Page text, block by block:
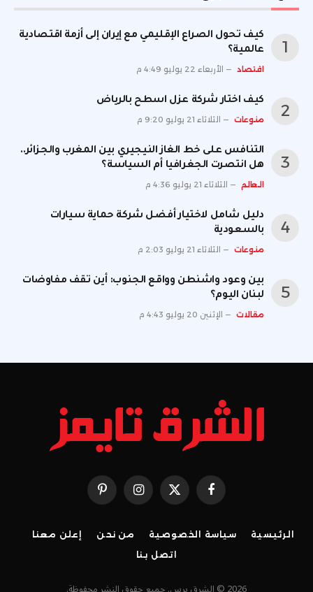
كيف تحول الصراع الإقليمي مع إيران إلى أزمة اقتصادية
عالمية؟
اقتصاد الأربعاء 22 يوليو 4:49 م
كيف اختار شركة عزل اسطح بالرياض
منوعات الثلاثاء 21 يوليو 9:20 م
التنافس على خط الغاز النيجيري بين المغرب والجزائر..
هل انتصرت الجغرافيا أم السياسة؟
العالم الثلاثاء 21 يوليو 4:36 م
دليل شامل لاختيار أفضل شركة حماية سيارات
بالسعودية
منوعات الثلاثاء 21 يوليو 2:03 م
بين وعود واشنطن وواقع الجنوب: أين تقف مفاوضات
لبنان اليوم؟
مقالات الإثنين 20 يوليو 4:43 م
فيسبوك X
(Twitter)
الانستغرامبينتيريست
الرئيسية سياسة الخصوصية من نحن
إعلن معنا
اتصل بنا